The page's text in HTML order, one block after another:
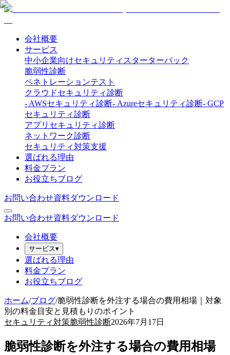
会社概要
サービス
中小企業向けセキュリティスターターパック
脆弱性診断
ペネトレーションテスト
クラウドセキュリティ診断
- AWSセキュリティ診断- Azureセキュリティ診断- GCP
セキュリティ診断
アプリセキュリティ診断
ネットワーク診断
セキュリティ対策支援
選ばれる理由
料金プラン
お役立ちブログ
お問い合わせ資料ダウンロード
お問い合わせ資料ダウンロード
会社概要
サービス▾
選ばれる理由
料金プラン
お役立ちブログ
ホーム/ブログ/脆弱性診断を外注する場合の費用相場｜対象
別の料金目安と見積もりのポイント
セキュリティ対策脆弱性診断2026年7月17日
脆弱性診断を外注する場合の費用相場